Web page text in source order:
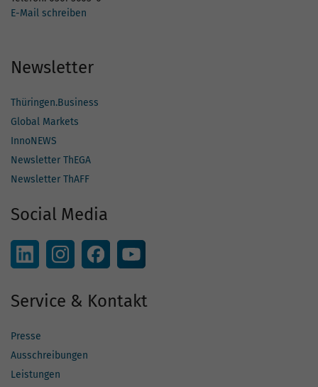
E-Mail schreiben
Newsletter
Thüringen.Business
Global Markets
InnoNEWS
Newsletter ThEGA
Newsletter ThAFF
Social Media
Service & Kontakt
Presse
Ausschreibungen
Leistungen